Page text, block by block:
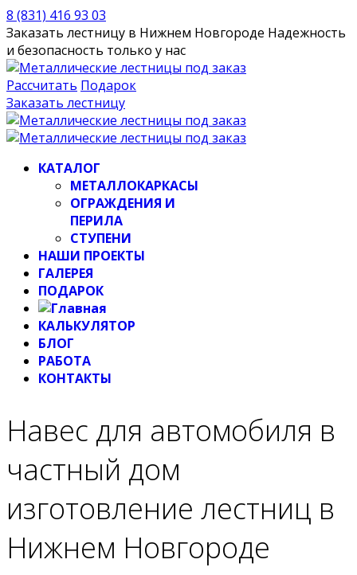
8 (831) 416 93 03
Заказать лестницу в Нижнем Новгороде Надежность
и безопасность только у нас
Рассчитать Подарок
Заказать лестницу
КАТАЛОГ
МЕТАЛЛОКАРКАСЫ
ОГРАЖДЕНИЯ И
ПЕРИЛА
СТУПЕНИ
НАШИ ПРОЕКТЫ
ГАЛЕРЕЯ
ПОДАРОК
КАЛЬКУЛЯТОР
БЛОГ
РАБОТА
КОНТАКТЫ
Навес для автомобиля в
частный дом
изготовление лестниц в
Нижнем Новгороде